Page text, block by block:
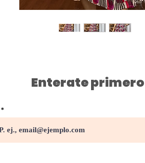
Enterate